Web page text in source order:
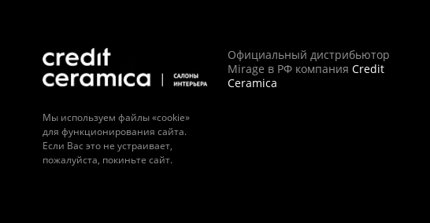
Мы используем файлы «cookie»
для функционирования сайта.
Если Вас это не устраивает,
пожалуйста, покиньте сайт.
Официальный дистрибьютор
Mirage в РФ компания Credit
Ceramica